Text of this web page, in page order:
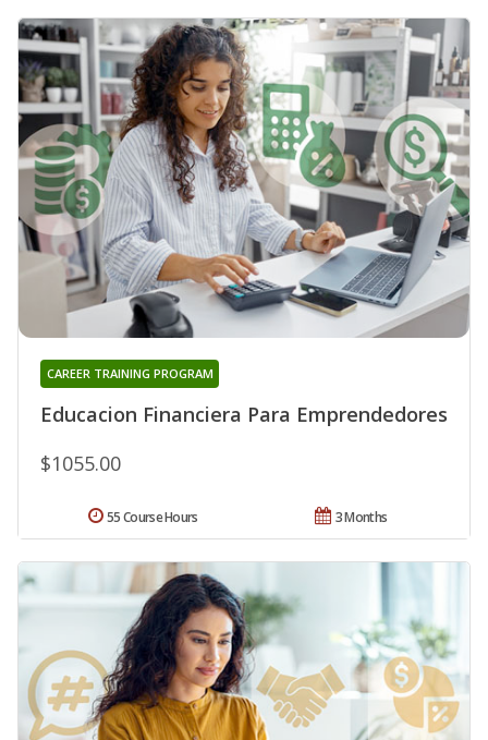
Educacion Financiera Para Emprendedores
CAREER TRAINING PROGRAM
$1055.00
3 Months
55 Course Hours